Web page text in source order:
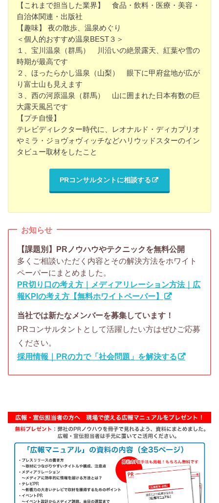
【これまで担当した業界】 食品・飲料・医療・美容・
自治体関連・出版社
【趣味】 夜の散歩、温泉めぐり
＜個人的おすすめ温泉BEST３＞
１、宝川温泉（群馬） 川沿いの絶景露天、紅葉や雪の
時期が最高です
２、ほったらかし温泉（山梨） 眼下に甲府盆地が広が
り富士山も見えます
３、西の河原温泉（群馬） 山に囲まれた日本有数の巨
大露天風呂です
【プチ自慢】
テレビディレクター時代に、レオナルド・ディカプリオ
やミラ・ジョヴォヴィッチなどハリウッドスターのイン
タビュー取材をしたこと
PRコンサルタントに相談する
お知らせ
【課題別】PRノウハウやテクニックを無料公開
多くご相談いただく内容とその解決方法をホワイト
ペーパーにまとめました。
PR切り口の考え方｜メディアリレーション方法｜広
報KPIの考え方【無料ホワイトペーパー】
当社では新たなメンバーを募集しています！
PRコンサルタントとして活躍したい方はぜひご応募
ください。
採用情報｜PRの力で「社会問題」を解決する